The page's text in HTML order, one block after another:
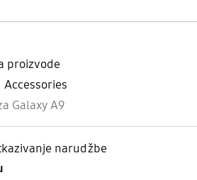
proizvode
Accessories
Galaxy A9
narudžbe